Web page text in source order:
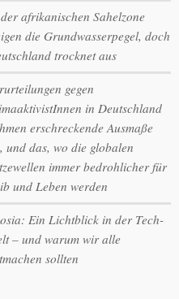
afrikanischen Sahelzone
die Grundwasserpegel, doch
trocknet aus
gegen
in Deutschland
erschreckende Ausmaße
und das, wo die globalen
immer bedrohlicher für
und Leben werden
Ein Lichtblick in der Tech-
– und warum wir alle
sollten